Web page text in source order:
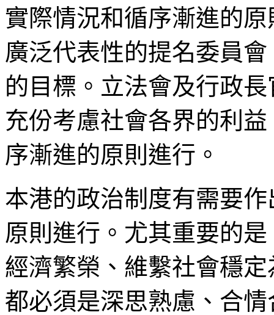
實際情況和循序漸進的
廣泛代表性的提名委員
的目標。立法會及行政
充份考慮社會各界的利
序漸進的原則進行。
本港的政治制度有需要
原則進行。尤其重要的
經濟繁榮、維繫社會穩
都必須是深思熟慮、合